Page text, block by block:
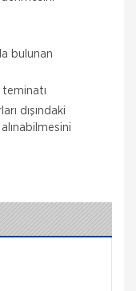
bulunan
teminatı
dışındaki